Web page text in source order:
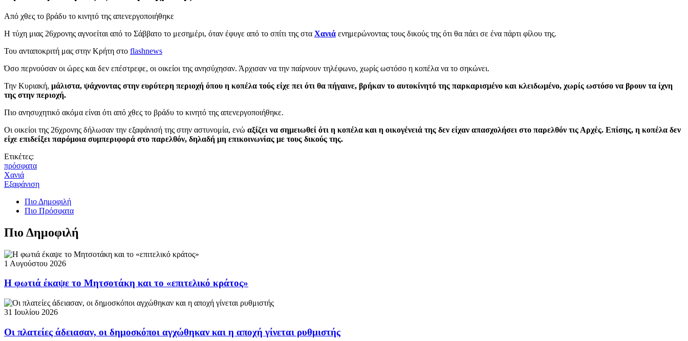
Aπό χθες το βράδυ το κινητό της απενεργοποιήθηκε
Η τύχη μιας 26χρονης αγνοείται από το Σάββατο το μεσημέρι, όταν έφυγε από το σπίτι της στα Χανιά ενημερώνοντας τους δικούς της ότι θα πάει σε ένα πάρτι φίλου της.
Του ανταποκριτή μας στην Κρήτη στο flashnews
Όσο περνούσαν οι ώρες και δεν επέστρεφε, οι οικείοι της ανησύχησαν. Άρχισαν να την παίρνουν τηλέφωνο, χωρίς ωστόσο η κοπέλα να το σηκώνει.
Την Κυριακή, μάλιστα, ψάχνοντας στην ευρύτερη περιοχή όπου η κοπέλα τούς είχε πει ότι θα πήγαινε, βρήκαν το αυτοκίνητό της παρκαρισμένο και κλειδωμένο, χωρίς ωστόσο να βρουν τα ίχνη
της στην περιοχή.
Πιο ανησυχητικό ακόμα είναι ότι από χθες το βράδυ το κινητό της απενεργοποιήθηκε.
Οι οικείοι της 26χρονης δήλωσαν την εξαφάνισή της στην αστυνομία, ενώ αξίζει να σημειωθεί ότι η κοπέλα και η οικογένειά της δεν είχαν απασχολήσει στο παρελθόν τις Αρχές. Επίσης, η κοπέλα δεν
είχε επιδείξει παρόμοια συμπεριφορά στο παρελθόν, δηλαδή μη επικοινωνίας με τους δικούς της.
Ετικέτες:
πρόσφατα
Χανιά
Εξαφάνιση
Πιο Δημοφιλή
Πιο Πρόσφατα
Πιο Δημοφιλή
1 Αυγούστου 2026
Η φωτιά έκαψε το Μητσοτάκη και το «επιτελικό κράτος»
31 Ιουλίου 2026
Οι πλατείες άδειασαν, οι δημοσκόποι αγχώθηκαν και η αποχή γίνεται ρυθμιστής